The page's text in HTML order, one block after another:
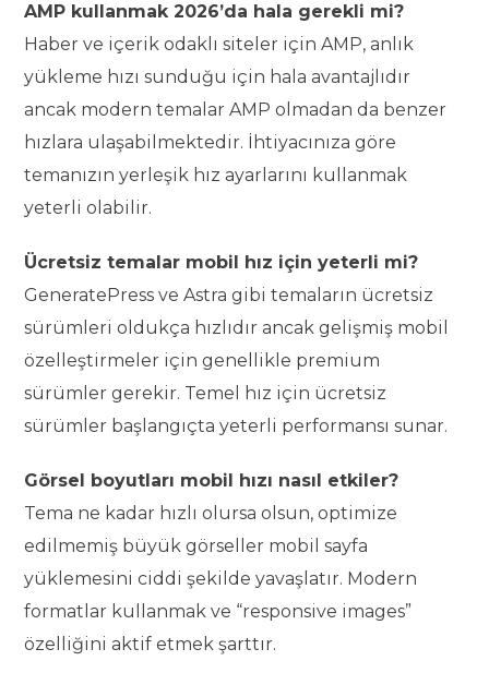
AMP kullanmak 2026’da hala gerekli mi?
Haber ve içerik odaklı siteler için AMP, anlık
yükleme hızı sunduğu için hala avantajlıdır
ancak modern temalar AMP olmadan da benzer
hızlara ulaşabilmektedir. İhtiyacınıza göre
temanızın yerleşik hız ayarlarını kullanmak
yeterli olabilir.
Ücretsiz temalar mobil hız için yeterli mi?
GeneratePress ve Astra gibi temaların ücretsiz
sürümleri oldukça hızlıdır ancak gelişmiş mobil
özelleştirmeler için genellikle premium
sürümler gerekir. Temel hız için ücretsiz
sürümler başlangıçta yeterli performansı sunar.
Görsel boyutları mobil hızı nasıl etkiler?
Tema ne kadar hızlı olursa olsun, optimize
edilmemiş büyük görseller mobil sayfa
yüklemesini ciddi şekilde yavaşlatır. Modern
formatlar kullanmak ve “responsive images”
özelliğini aktif etmek şarttır.